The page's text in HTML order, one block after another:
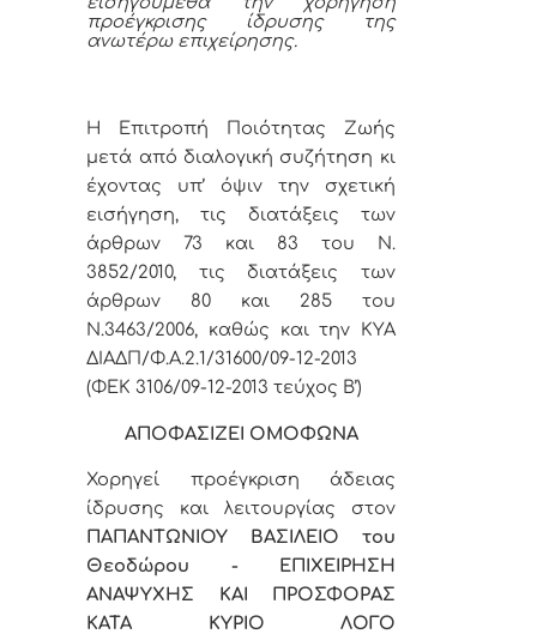
προέγκρισης ίδρυσης της
ανωτέρω επιχείρησης.
Η Επιτροπή Ποιότητας Ζωής
μετά από διαλογική συζήτηση κι
έχοντας υπ’ όψιν την σχετική
εισήγηση, τις διατάξεις των
άρθρων 73 και 83 του Ν.
3852/2010, τις διατάξεις των
άρθρων 80 και 285 του
Ν.3463/2006, καθώς και την ΚΥΑ
ΔΙΑΔΠ/Φ.Α.2.1/31600/09-12-2013
(ΦΕΚ 3106/09-12-2013 τεύχος Β’)
ΑΠΟΦΑΣΙΖΕΙ ΟΜΟΦΩΝΑ
Χορηγεί προέγκριση άδειας
ίδρυσης και λειτουργίας
στον
ΠΑΠΑΝΤΩΝΙΟΥ ΒΑΣΙΛΕΙΟ του
Θεοδώρου -
ΕΠΙΧΕΙΡΗΣΗ
ΑΝΑΨΥΧΗΣ ΚΑΙ ΠΡΟΣΦΟΡΑΣ
ΚΑΤΑ ΚΥΡΙΟ ΛΟΓΟ